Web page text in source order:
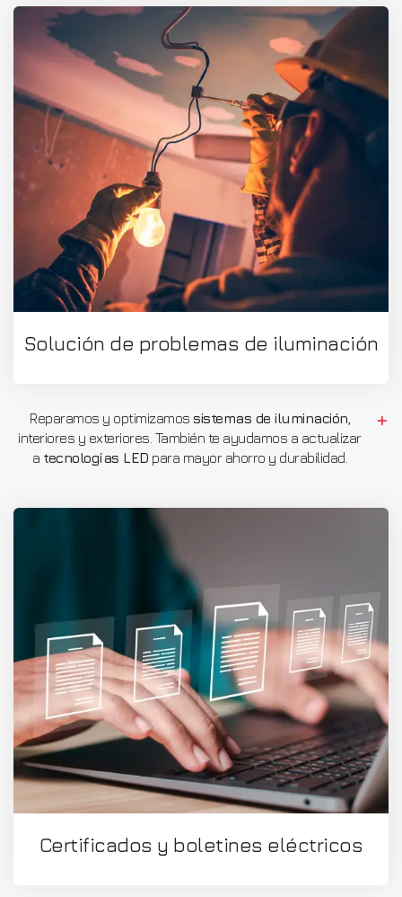
Solución de problemas de iluminación
Reparamos y optimizamos sistemas de iluminación
interiores y exteriores. También te ayudamos a actualizar
a tecnologías LED para mayor ahorro y durabilidad.
Certificados y boletines eléctricos